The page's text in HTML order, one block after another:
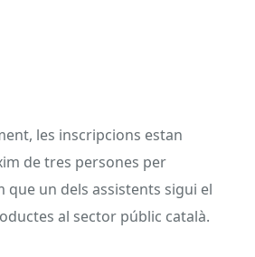
les inscripcions estan
de tres persones per
que un dels assistents sigui el
al sector públic català.